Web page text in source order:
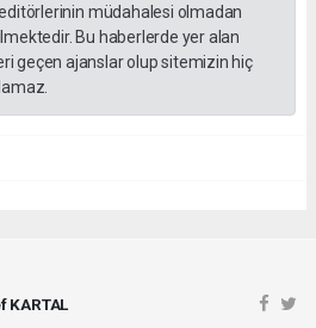
müdahalesi olmadan
Bu haberlerde yer alan
geçen ajanslar olup sitemizin hiç
KARTAL